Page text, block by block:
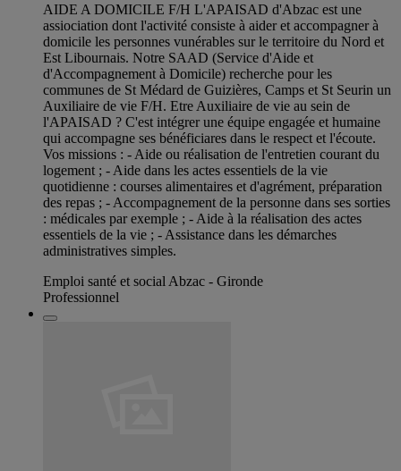
AIDE A DOMICILE F/H L'APAISAD d'Abzac est une
assiociation dont l'activité consiste à aider et accompagner à
domicile les personnes vunérables sur le territoire du Nord et
Est Libournais. Notre SAAD (Service d'Aide et
d'Accompagnement à Domicile) recherche pour les
communes de St Médard de Guizières, Camps et St Seurin un
Auxiliaire de vie F/H. Etre Auxiliaire de vie au sein de
l'APAISAD ? C'est intégrer une équipe engagée et humaine
qui accompagne ses bénéficiares dans le respect et l'écoute.
Vos missions : - Aide ou réalisation de l'entretien courant du
logement ; - Aide dans les actes essentiels de la vie
quotidienne : courses alimentaires et d'agrément, préparation
des repas ; - Accompagnement de la personne dans ses sorties
: médicales par exemple ; - Aide à la réalisation des actes
essentiels de la vie ; - Assistance dans les démarches
administratives simples.
Emploi santé et social Abzac - Gironde
Professionnel